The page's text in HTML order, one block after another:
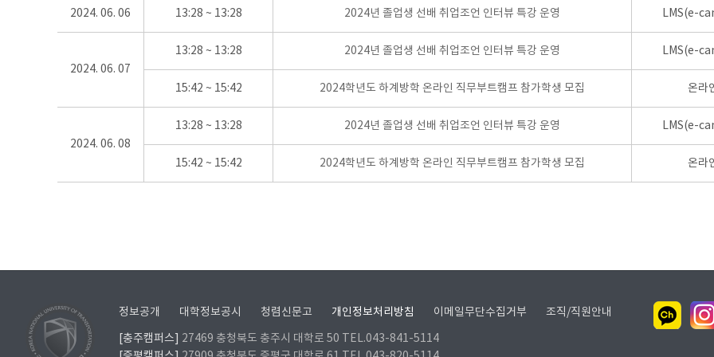
2024. 06. 06 13:28 ~ 13:28 2024년 졸업생 선배 취업조언 인터뷰 특강 운영 LMS(e-
2024. 06. 07
13:28 ~ 13:28 2024년 졸업생 선배 취업조언 인터뷰 특강 운영 LMS(e-
15:42 ~ 15:42 2024학년도 하계방학 온라인 직무부트캠프 참가학생 모집 온라
2024. 06. 08
13:28 ~ 13:28 2024년 졸업생 선배 취업조언 인터뷰 특강 운영 LMS(e-
15:42 ~ 15:42 2024학년도 하계방학 온라인 직무부트캠프 참가학생 모집 온라
정보공개 대학정보공시 청렴신문고 개인정보처리방침 이메일무단수집거부 조직/직원안내
[충주캠퍼스]
27469 충청북도 충주시 대학로 50 TEL.043-841-5114